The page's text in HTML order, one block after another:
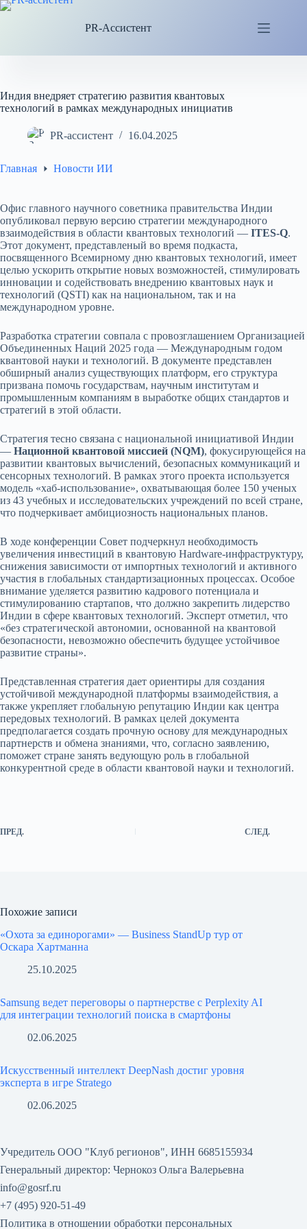
Перейти
PR-Ассистент
Индия внедряет стратегию развития квантовых
технологий в рамках международных инициатив
PR-ассистент 16.04.2025
Главная Новости ИИ
Офис главного научного советника правительства Индии
опубликовал первую версию стратегии международного
взаимодействия в области квантовых технологий — ITES-Q.
Этот документ, представленый во время подкаста,
посвященного Всемирному дню квантовых технологий, имеет
целью ускорить открытие новых возможностей, стимулировать
инновации и содействовать внедрению квантовых наук и
технологий (QSTI) как на национальном, так и на
международном уровне.
Разработка стратегии совпала с провозглашением Организацией
Объединенных Наций 2025 года — Международным годом
квантовой науки и технологий. В документе представлен
обширный анализ существующих платформ, его структура
призвана помочь государствам, научным институтам и
промышленным компаниям в выработке общих стандартов и
стратегий в этой области.
Стратегия тесно связана с национальной инициативой Индии
— Национной квантовой миссией (NQM), фокусирующейся на
развитии квантовых вычислений, безопасных коммуникаций и
сенсорных технологий. В рамках этого проекта используется
модель «хаб-использование», охватывающая более 150 ученых
из 43 учебных и исследовательских учреждений по всей стране,
что подчеркивает амбициозность национальных планов.
В ходе конференции Совет подчеркнул необходимость
увеличения инвестиций в квантовую Hardware-инфраструктуру,
снижения зависимости от импортных технологий и активного
участия в глобальных стандартизационных процессах. Особое
внимание уделяется развитию кадрового потенциала и
стимулированию стартапов, что должно закрепить лидерство
Индии в сфере квантовых технологий. Эксперт отметил, что
«без стратегической автономии, основанной на квантовой
безопасности, невозможно обеспечить будущее устойчивое
развитие страны».
Представленная стратегия дает ориентиры для создания
устойчивой международной платформы взаимодействия, а
также укрепляет глобальную репутацию Индии как центра
передовых технологий. В рамках целей документа
предполагается создать прочную основу для международных
партнерств и обмена знаниями, что, согласно заявлению,
поможет стране занять ведующую роль в глобальной
конкурентной среде в области квантовой науки и технологий.
ПРЕД. СЛЕД.
Похожие записи
«Охота за единорогами» — Business StandUp тур от
Оскара Хартманна
25.10.2025
Samsung ведет переговоры о партнерстве с Perplexity AI
для интеграции технологий поиска в смартфоны
02.06.2025
Искусственный интеллект DeepNash достиг уровня
эксперта в игре Stratego
02.06.2025
Учредитель ООО "Клуб регионов", ИНН 6685155934
Генеральный директор: Чернокоз Ольга Валерьевна
info@gosrf.ru
+7 (495) 920-51-49
Политика в отношении обработки персональных